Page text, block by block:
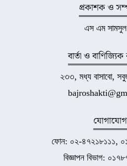
প্রকাশক ও
এস এম সামসুল
বার্তা ও
২৩৩, মধ্য বাসাবো,
ফোন: ০২-৪৭২১৮১১১,
বিজ্ঞাপন বিভাগ: